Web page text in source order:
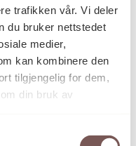
trafikken vår. Vi deler
du bruker nettstedet
medier,
kan kombinere den
tilgjengelig for dem,
din bruk av
og marmor